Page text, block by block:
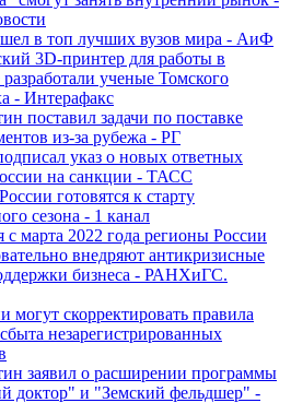
в топ лучших вузов мира - АиФ
3D-принтер для работы в
разработали ученые Томского
- Интерафакс
поставил задачи по поставке
из-за рубежа - РГ
указ о новых ответных
на санкции - ТАСС
готовятся к старту
сезона - 1 канал
с марта 2022 года регионы России
внедряют антикризисные
бизнеса - РАНХиГС.
могут скорректировать правила
незарегистрированных
заявил о расширении программы
доктор" и "Земский фельдшер" -